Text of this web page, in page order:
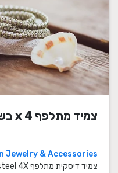
צמיד מתלפף x 4 בשילוב תליון סנפיר
Jewelry & Accessories